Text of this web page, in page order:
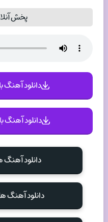
پخش
دانلود آهنگ
دانلود آهنگ
دانلود آهنگ
دانلود آهنگ